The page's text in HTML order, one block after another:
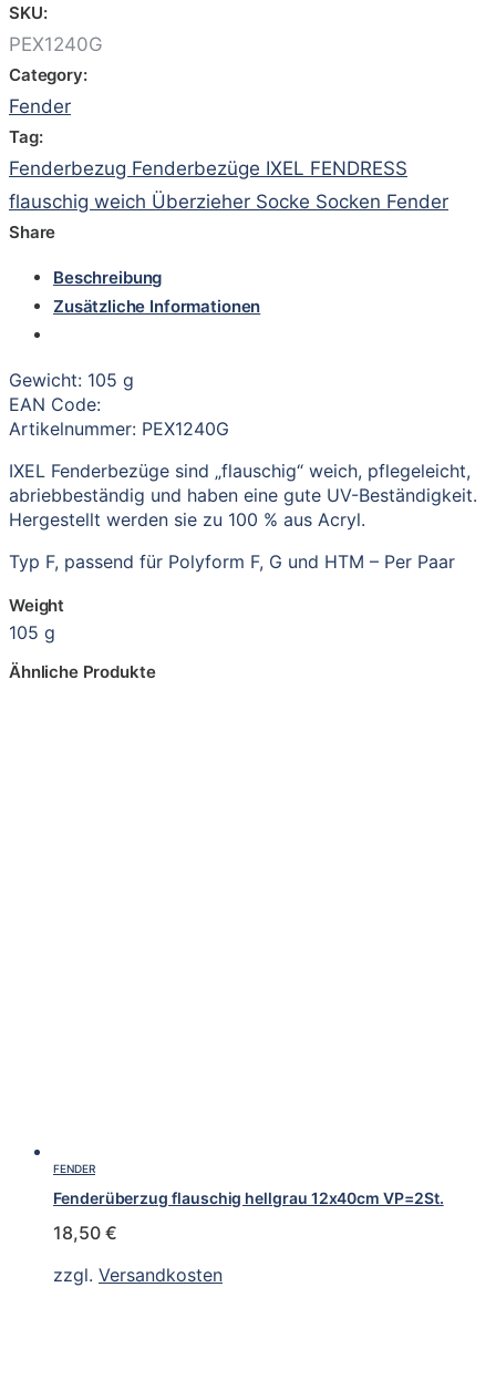
SKU:
PEX1240G
Category:
Fender
Tag:
Fenderbezug Fenderbezüge IXEL FENDRESS
flauschig weich Überzieher Socke Socken Fender
Share
Beschreibung
Zusätzliche Informationen
Gewicht: 105 g
EAN Code:
Artikelnummer: PEX1240G
IXEL Fenderbezüge sind „flauschig“ weich, pflegeleicht,
abriebbeständig und haben eine gute UV-Beständigkeit.
Hergestellt werden sie zu 100 % aus Acryl.
Typ F, passend für Polyform F, G und HTM – Per Paar
Weight
105 g
Ähnliche Produkte
FENDER
Fenderüberzug flauschig hellgrau 12x40cm VP=2St.
18,50 €
zzgl. Versandkosten